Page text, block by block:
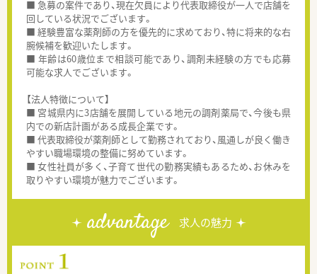
■ 急募の案件であり、現在欠員により代表取締役が一人で店舗を
回している状況でございます。
■ 経験豊富な薬剤師の方を優先的に求めており、特に将来的な右
腕候補を歓迎いたします。
■ 年齢は60歳位まで相談可能であり、調剤未経験の方でも応募
可能な求人でございます。
【法人特徴について】
■ 宮城県内に3店舗を展開している地元の調剤薬局で、今後も県
内での新店計画がある成長企業です。
■ 代表取締役が薬剤師として勤務されており、風通しが良く働き
やすい職場環境の整備に努めています。
■ 女性社員が多く、子育て世代の勤務実績もあるため、お休みを
取りやすい環境が魅力でございます。
advantage 求人の魅力